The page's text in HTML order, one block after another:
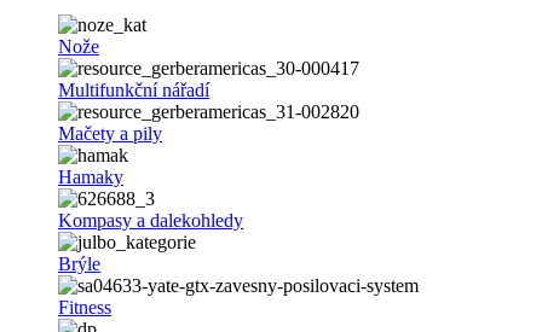
Nože
Multifunkční nářadí
Mačety a pily
Hamaky
Kompasy a dalekohledy
Brýle
Fitness